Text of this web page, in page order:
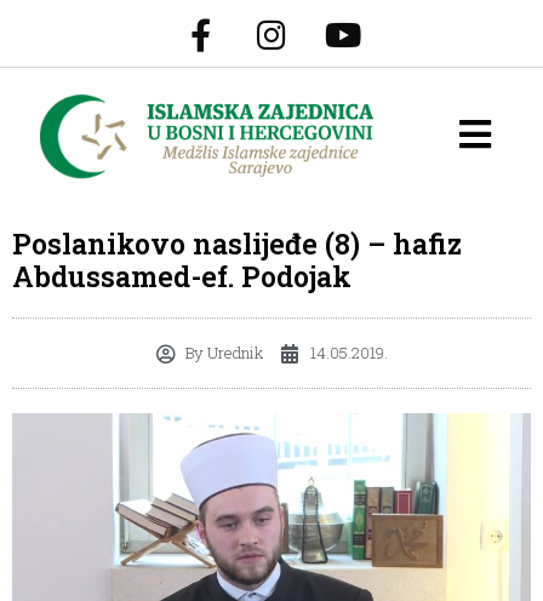
Poslanikovo naslijeđe (8) – hafiz
Abdussamed-ef. Podojak
ByUrednik 14.05.2019.